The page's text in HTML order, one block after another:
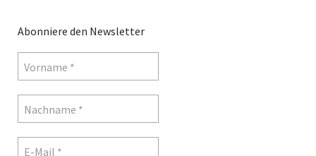
Abonniere den Newsletter